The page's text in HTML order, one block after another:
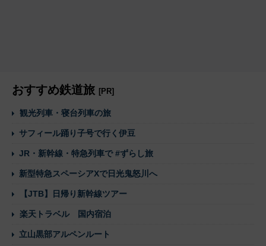
おすすめ鉄道旅 [PR]
観光列車・寝台列車の旅
サフィール踊り子号で行く伊豆
JR・新幹線・特急列車で #ずらし旅
新型特急スペーシアXで日光鬼怒川へ
【JTB】日帰り新幹線ツアー
楽天トラベル 国内宿泊
立山黒部アルペンルート